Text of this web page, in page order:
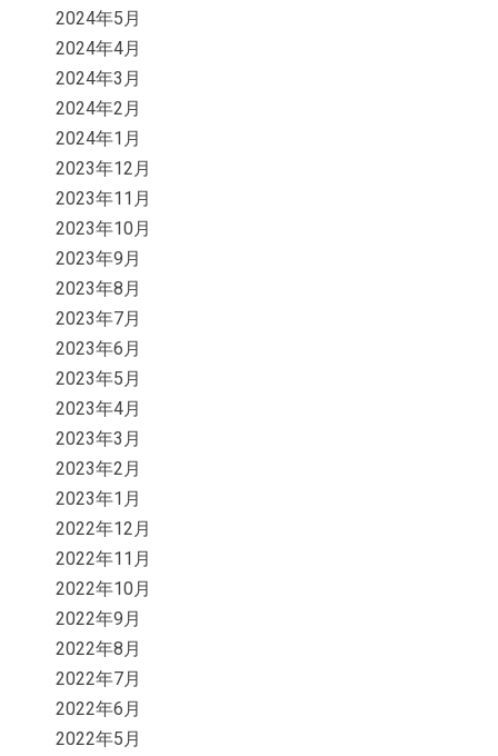
2024年5月
2024年4月
2024年3月
2024年2月
2024年1月
2023年12月
2023年11月
2023年10月
2023年9月
2023年8月
2023年7月
2023年6月
2023年5月
2023年4月
2023年3月
2023年2月
2023年1月
2022年12月
2022年11月
2022年10月
2022年9月
2022年8月
2022年7月
2022年6月
2022年5月